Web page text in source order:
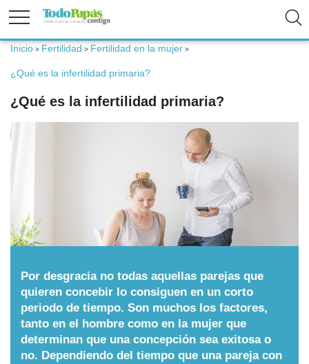
Embarazo
Padres
Calculadoras
Nombres
Inicio > Fertilidad > Fertilidad en la mujer >
¿Qué es la infertilidad primaria?
¿Qué es la infertilidad primaria?
Por desgracia no todas aquellas parejas que
quieren concebir lo consiguen en un corto
periodo de tiempo. Son muchos los factores,
tanto en el hombre como en la mujer que
determinan que una concepción sea exitosa o
no. Dependiendo del tiempo que una pareja con